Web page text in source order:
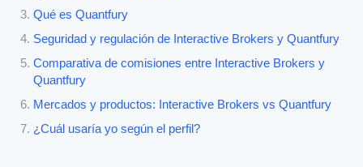
Qué es Quantfury
Seguridad y regulación de Interactive Brokers y Quantfury
Comparativa de comisiones entre Interactive Brokers y
Quantfury
Mercados y productos: Interactive Brokers vs Quantfury
¿Cuál usaría yo según el perfil?